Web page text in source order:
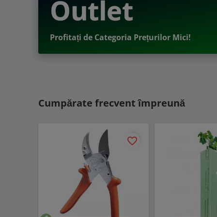
Outlet
Profitați de Categoria Prețurilor Mici!
Cumpărate frecvent împreună
favorite_border